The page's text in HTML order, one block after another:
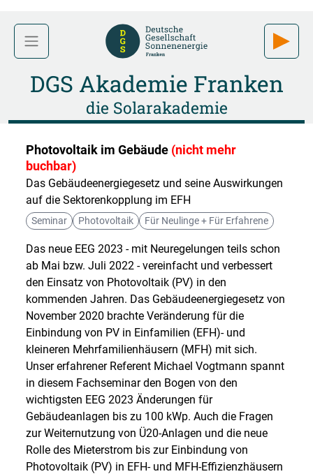
DGS Akademie Franken
die Solarakademie
Photovoltaik im Gebäude (nicht mehr
buchbar)
Das Gebäudeenergiegesetz und seine Auswirkungen
auf die Sektorenkopplung im EFH
Seminar Photovoltaik Für Neulinge + Für Erfahrene
Das neue EEG 2023 - mit Neuregelungen teils schon
ab Mai bzw. Juli 2022 - vereinfacht und verbessert
den Einsatz von Photovoltaik (PV) in den
kommenden Jahren. Das Gebäudeenergiegesetz von
November 2020 brachte Veränderung für die
Einbindung von PV in Einfamilien (EFH)- und
kleineren Mehrfamilienhäusern (MFH) mit sich.
Unser erfahrener Referent Michael Vogtmann spannt
in diesem Fachseminar den Bogen von den
wichtigsten EEG 2023 Änderungen für
Gebäudeanlagen bis zu 100 kWp. Auch die Fragen
zur Weiternutzung von Ü20-Anlagen und die neue
Rolle des Mieterstrom bis zur Einbindung von
Photovoltaik (PV) in EFH- und MFH-Effizienzhäusern